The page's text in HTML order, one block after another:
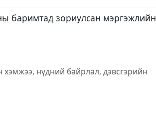
баримтад зориулсан мэргэжлийн
нүдний байрлал, дэвсгэрийн